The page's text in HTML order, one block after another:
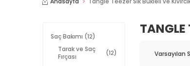
Saç Bakımı (12)
Tarak ve Saç
Fırçası
(12)
TANGLE